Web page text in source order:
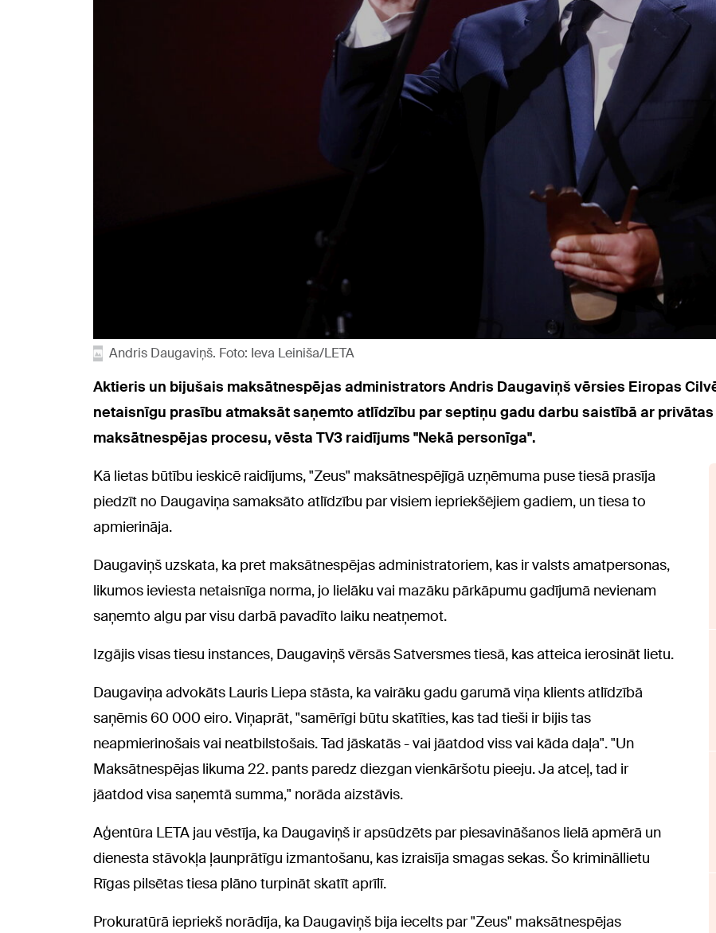
Andris Daugaviņš. Foto: Ieva Leiniša/LETA
Aktieris un bijušais maksātnespējas administrators Andris Daugaviņš vērsies Eiropas
netaisnīgu prasību atmaksāt saņemto atlīdzību par septiņu gadu darbu saistībā ar
maksātnespējas procesu, vēsta TV3 raidījums "Nekā personīga".
Kā lietas būtību ieskicē raidījums, "Zeus" maksātnespējīgā uzņēmuma puse tiesā prasīja
piedzīt no Daugaviņa samaksāto atlīdzību par visiem iepriekšējiem gadiem, un tiesa to
apmierināja.
Daugaviņš uzskata, ka pret maksātnespējas administratoriem, kas ir valsts amatpersonas,
likumos ieviesta netaisnīga norma, jo lielāku vai mazāku pārkāpumu gadījumā nevienam
saņemto algu par visu darbā pavadīto laiku neatņemot.
Izgājis visas tiesu instances, Daugaviņš vērsās Satversmes tiesā, kas atteica ierosināt lietu.
Daugaviņa advokāts Lauris Liepa stāsta, ka vairāku gadu garumā viņa klients atlīdzībā
saņēmis 60 000 eiro. Viņaprāt, "samērīgi būtu skatīties, kas tad tieši ir bijis tas
neapmierinošais vai neatbilstošais. Tad jāskatās - vai jāatdod viss vai kāda daļa". "Un
Maksātnespējas likuma 22. pants paredz diezgan vienkāršotu pieeju. Ja atceļ, tad ir
jāatdod visa saņemtā summa," norāda aizstāvis.
Aģentūra LETA jau vēstīja, ka Daugaviņš ir apsūdzēts par piesavināšanos lielā apmērā un
dienesta stāvokļa ļaunprātīgu izmantošanu, kas izraisīja smagas sekas. Šo krimināllietu
Rīgas pilsētas tiesa plāno turpināt skatīt aprīlī.
Prokuratūrā iepriekš norādīja, ka Daugaviņš bija iecelts par "Zeus" maksātnespējas